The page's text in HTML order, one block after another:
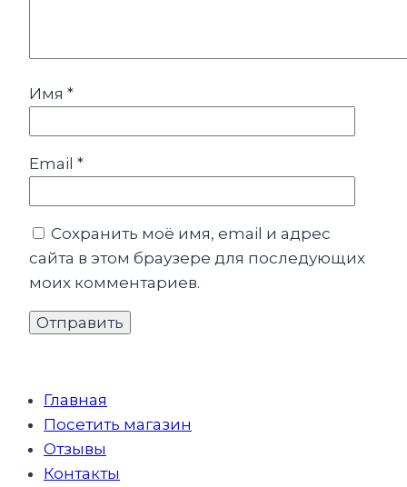
Имя *
Email *
Сохранить моё имя, email и адрес
сайта в этом браузере для последующих
моих комментариев.
Главная
Посетить магазин
Отзывы
Контакты